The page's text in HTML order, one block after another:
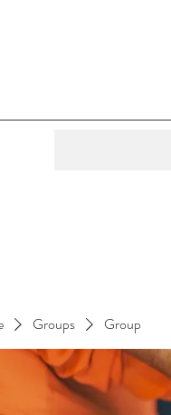
Groups Group